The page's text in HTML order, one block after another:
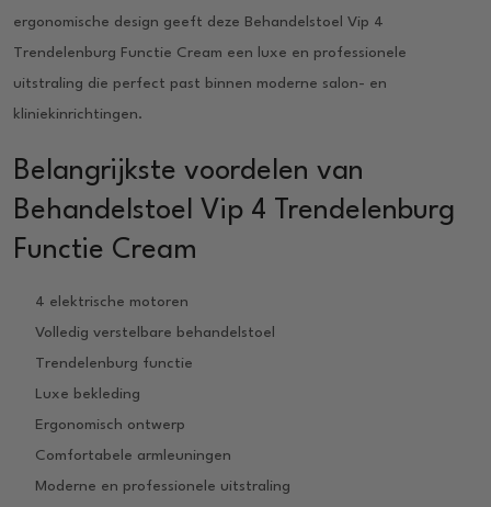
ergonomische design geeft deze Behandelstoel Vip 4
Trendelenburg Functie Cream een luxe en professionele
uitstraling die perfect past binnen moderne salon- en
kliniekinrichtingen.
Belangrijkste voordelen van
Behandelstoel Vip 4 Trendelenburg
Functie Cream
4 elektrische motoren
Volledig verstelbare behandelstoel
Trendelenburg functie
Luxe bekleding
Ergonomisch ontwerp
Comfortabele armleuningen
Moderne en professionele uitstraling